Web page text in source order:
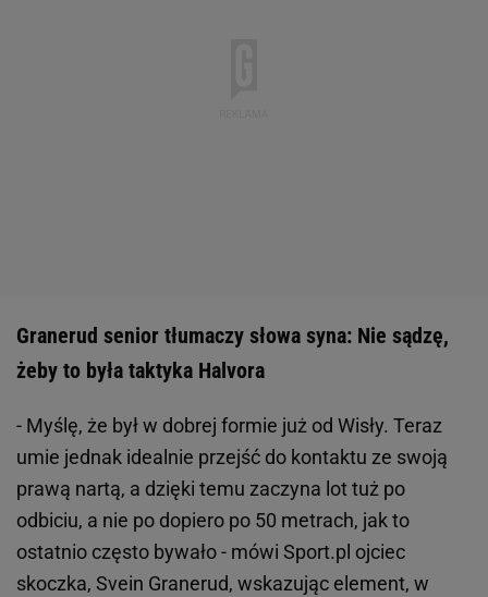
Granerud senior tłumaczy słowa syna: Nie sądzę,
żeby to była taktyka Halvora
- Myślę, że był w dobrej formie już od Wisły. Teraz
umie jednak idealnie przejść do kontaktu ze swoją
prawą nartą, a dzięki temu zaczyna lot tuż po
odbiciu, a nie po dopiero po 50 metrach, jak to
ostatnio często bywało - mówi Sport.pl ojciec
skoczka, Svein Granerud, wskazując element, w